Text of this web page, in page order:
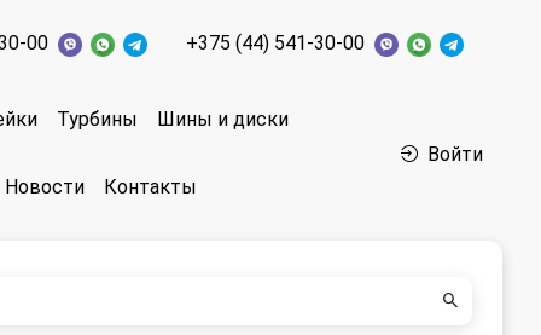
00 +375 (44) 541-30-00
Турбины Шины и диски
Новости Контакты
Войти